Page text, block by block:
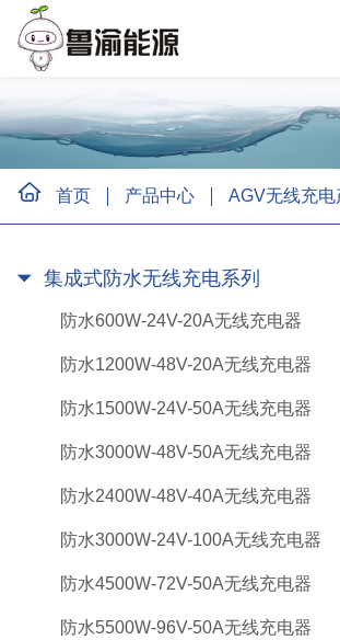
首页 产品中心 AGV无线充电
集成式防水无线充电系列
防水600W-24V-20A无线充电器
防水1200W-48V-20A无线充电器
防水1500W-24V-50A无线充电器
防水3000W-48V-50A无线充电器
防水2400W-48V-40A无线充电器
防水3000W-24V-100A无线充电器
防水4500W-72V-50A无线充电器
防水5500W-96V-50A无线充电器